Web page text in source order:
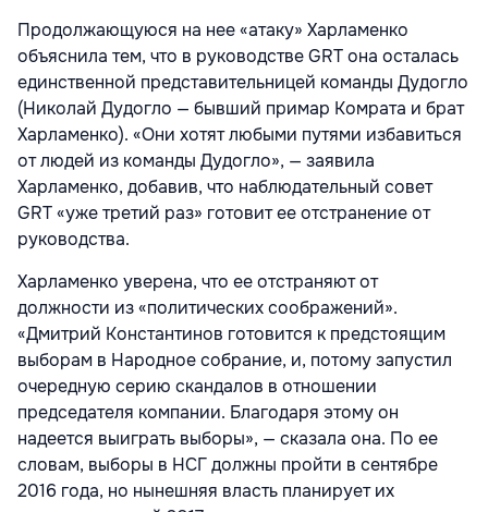
Продолжающуюся на нее «атаку» Харламенко
объяснила тем, что в руководстве GRT она осталась
единственной представительницей команды Дудогло
(Николай Дудогло — бывший примар Комрата и брат
Харламенко). «Они хотят любыми путями избавиться
от людей из команды Дудогло», — заявила
Харламенко, добавив, что наблюдательный совет
GRT «уже третий раз» готовит ее отстранение от
руководства.
Харламенко уверена, что ее отстраняют от
должности из «политических соображений».
«Дмитрий Константинов готовится к предстоящим
выборам в Народное собрание, и, потому запустил
очередную серию скандалов в отношении
председателя компании. Благодаря этому он
надеется выиграть выборы», — сказала она. По ее
словам, выборы в НСГ должны пройти в сентябре
2016 года, но нынешняя власть планирует их